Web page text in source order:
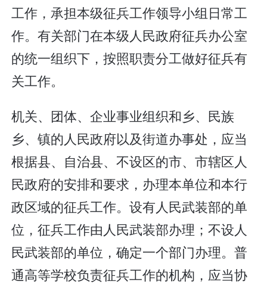
工作，承担本级征兵工作领导小组日常工
作。有关部门在本级人民政府征兵办公室
的统一组织下，按照职责分工做好征兵有
关工作。
机关、团体、企业事业组织和乡、民族
乡、镇的人民政府以及街道办事处，应当
根据县、自治县、不设区的市、市辖区人
民政府的安排和要求，办理本单位和本行
政区域的征兵工作。设有人民武装部的单
位，征兵工作由人民武装部办理；不设人
民武装部的单位，确定一个部门办理。普
通高等学校负责征兵工作的机构，应当协